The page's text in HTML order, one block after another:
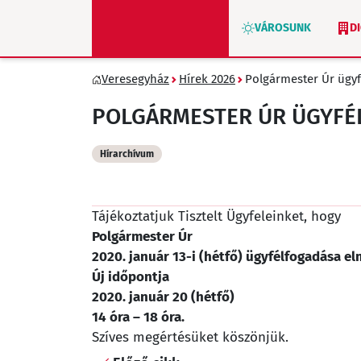
VÁROSUNK
ZÖLD VERESEGYHÁZ
Veresegyház Hírek 2026 Polgármester Úr
POLGÁRMESTER ÚR
Hírarchívum
Tájékoztatjuk Tisztelt Ügyfeleinket, hogy
Polgármester Úr
2020. január 13-i (hétfő) ügyfélfogadása
Új időpontja
2020. január 20 (hétfő)
14 óra – 18 óra.
Szíves megértésüket köszönjük.